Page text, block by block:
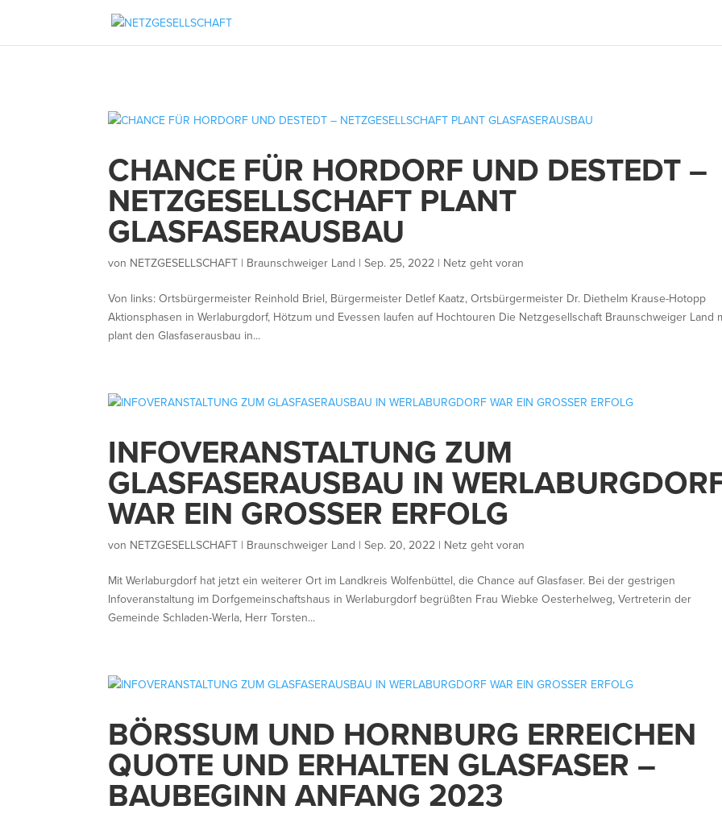
CHANCE FÜR HORDORF UND DESTEDT –
NETZGESELLSCHAFT PLANT
GLASFASERAUSBAU
von NETZGESELLSCHAFT | Braunschweiger Land |Sep. 25, 2022 | Netz geht voran
Von links: Ortsbürgermeister Reinhold Briel, Bürgermeister Detlef Kaatz, Ortsbürgermeister Dr. Diethelm Krause-Hotopp
Aktionsphasen in Werlaburgdorf, Hötzum und Evessen laufen auf Hochtouren Die Netzgesellschaft Braunschweiger Land
plant den Glasfaserausbau in...
INFOVERANSTALTUNG ZUM
GLASFASERAUSBAU IN
WAR EIN GROSSER ERFOLG
von NETZGESELLSCHAFT | Braunschweiger Land |Sep. 20, 2022 | Netz geht voran
Mit Werlaburgdorf hat jetzt ein weiterer Ort im Landkreis Wolfenbüttel, die Chance auf Glasfaser. Bei der gestrigen
Infoveranstaltung im Dorfgemeinschaftshaus in Werlaburgdorf begrüßten Frau Wiebke Oesterhelweg, Vertreterin der
Gemeinde Schladen-Werla, Herr Torsten...
BÖRSSUM UND HORNBURG ERREICHEN
QUOTE UND ERHALTEN GLASFASER –
BAUBEGINN ANFANG 2023